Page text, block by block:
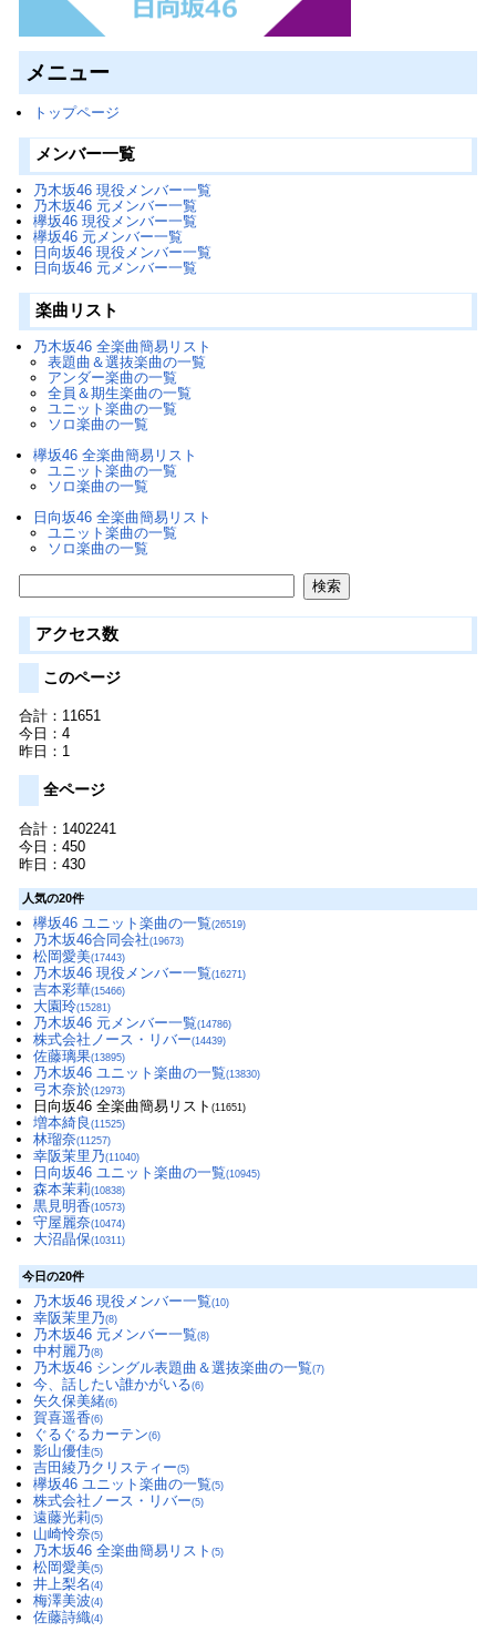
メニュー
トップページ
メンバー一覧
乃木坂46 現役メンバー一覧
乃木坂46 元メンバー一覧
欅坂46 現役メンバー一覧
欅坂46 元メンバー一覧
日向坂46 現役メンバー一覧
日向坂46 元メンバー一覧
楽曲リスト
乃木坂46 全楽曲簡易リスト
表題曲＆選抜楽曲の一覧
アンダー楽曲の一覧
全員＆期生楽曲の一覧
ユニット楽曲の一覧
ソロ楽曲の一覧
欅坂46 全楽曲簡易リスト
ユニット楽曲の一覧
ソロ楽曲の一覧
日向坂46 全楽曲簡易リスト
ユニット楽曲の一覧
ソロ楽曲の一覧
アクセス数
このページ
合計：11651
今日：4
昨日：1
全ページ
合計：1402241
今日：450
昨日：430
人気の20件
欅坂46 ユニット楽曲の一覧(26519)
乃木坂46合同会社(19673)
松岡愛美(17443)
乃木坂46 現役メンバー一覧(16271)
吉本彩華(15466)
大園玲(15281)
乃木坂46 元メンバー一覧(14786)
株式会社ノース・リバー(14439)
佐藤璃果(13895)
乃木坂46 ユニット楽曲の一覧(13830)
弓木奈於(12973)
日向坂46 全楽曲簡易リスト (11651)
増本綺良 (11525)
林瑠奈(11257)
幸阪茉里乃(11040)
日向坂46 ユニット楽曲の一覧(10945)
森本茉莉(10838)
黒見明香(10573)
守屋麗奈(10474)
大沼晶保(10311)
今日の20件
乃木坂46 現役メンバー一覧(10)
幸阪茉里乃(8)
乃木坂46 元メンバー一覧(8)
中村麗乃(8)
乃木坂46 シングル表題曲＆選抜楽曲の一覧(7)
今、話したい誰かがいる(6)
矢久保美緒(6)
賀喜遥香(6)
ぐるぐるカーテン(6)
影山優佳(5)
吉田綾乃クリスティー(5)
欅坂46 ユニット楽曲の一覧(5)
株式会社ノース・リバー(5)
遠藤光莉(5)
山崎怜奈(5)
乃木坂46 全楽曲簡易リスト (5)
松岡愛美(5)
井上梨名 (4)
梅澤美波(4)
佐藤詩織(4)